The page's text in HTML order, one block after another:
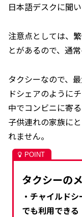
日本語デスクに聞
注意点としては、
とがあるので、通
タクシーなので、
ドシェアのように
中でコンビニに寄
子供連れの家族に
れません。
タクシーの
・チャイルド
でも利用できる